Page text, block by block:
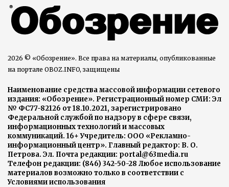
2026 © «Обозрение». Все права на материалы, опубликованные
на портале OBOZ.INFO, защищены
Наименование средства массовой информации сетевого
издания: «Обозрение». Регистрационный номер СМИ: Эл
№ ФС77-82126 от 18.10.2021, зарегистрировано
Федеральной службой по надзору в сфере связи,
информационных технологий и массовых
коммуникаций. 16+ Учредитель: ООО «Рекламно-
информационный центр». Главный редактор: В. О.
Петрова. Эл. Почта редакции: portal@63media.ru
Телефон редакции: (846) 342-50-28 Любое использование
материалов возможно только в соответствии с
Условиями использования